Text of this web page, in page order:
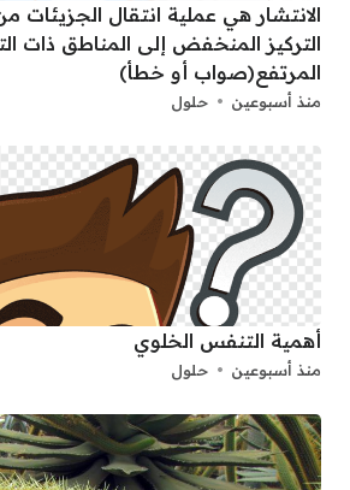
الانتشار هي عملية انتقال الجزيئات
التركيز المنخفض إلى المناطق ذات
المرتفع(صواب أو خطأ)
منذ أسبوعين حلول
أهمية التنفس الخلوي
منذ أسبوعين حلول